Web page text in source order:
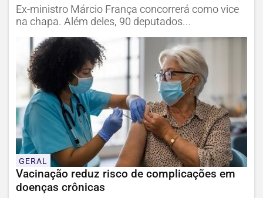
Ex-ministro Márcio França concorrerá como vice
na chapa. Além deles, 90 deputados...
GERAL
Vacinação reduz risco de complicações em
doenças crônicas